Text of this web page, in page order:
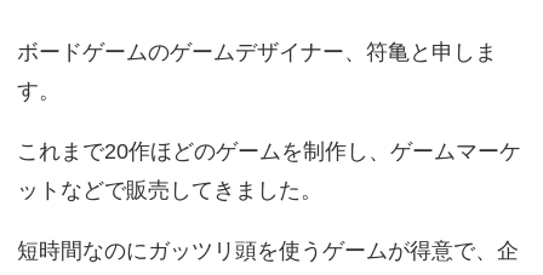
ボードゲームのゲームデザイナー、符亀と申しま
す。
これまで20作ほどのゲームを制作し、ゲームマーケ
ットなどで販売してきました。
短時間なのにガッツリ頭を使うゲームが得意で、企